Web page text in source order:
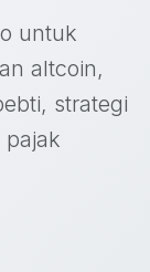
untuk
altcoin,
strategi